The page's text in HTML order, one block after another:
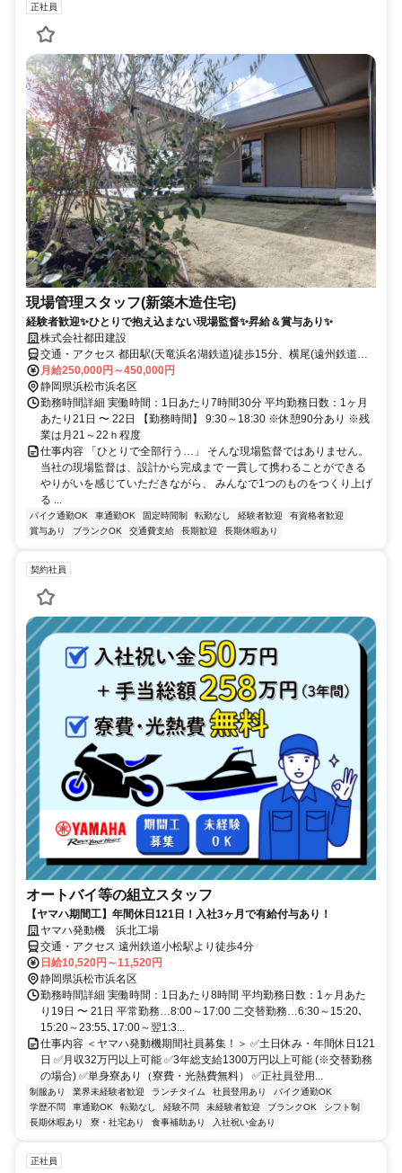
正社員
現場管理スタッフ(新築木造住宅)
経験者歓迎✨ひとりで抱え込まない現場監督✨昇給＆賞与あり✨
株式会社都田建設
交通・アクセス 都田駅(天竜浜名湖鉄道)徒歩15分、横尾(遠州鉄道バ
ス)徒歩5分
月給250,000円～450,000円
静岡県浜松市浜名区
勤務時間詳細 実働時間：1日あたり7時間30分 平均勤務日数：1ヶ月
あたり21日 〜 22日 【勤務時間】 9:30～18:30 ※休憩90分あり ※残
業は月21～22ｈ程度
仕事内容 「ひとりで全部行う…」 そんな現場監督ではありません。
当社の現場監督は、設計から完成まで 一貫して携わることができる
やりがいを感じていただきながら、 みんなで1つのものをつくり上げ
る ...
バイク通勤OK 車通勤OK 固定時間制 転勤なし 経験者歓迎
有資格者歓迎
賞与あり
ブランクOK 交通費支給 長期歓迎 長期休暇あり
契約社員
オートバイ等の組立スタッフ
【ヤマハ期間工】年間休日121日！入社3ヶ月で有給付与あり！
ヤマハ発動機 浜北工場
交通・アクセス 遠州鉄道小松駅より徒歩4分
日給10,520円～11,520円
静岡県浜松市浜名区
勤務時間詳細 実働時間：1日あたり8時間 平均勤務日数：1ヶ月あた
り19日 〜 21日 平常勤務…8:00～17:00 二交替勤務…6:30～15:20､
15:20～23:55､17:00～翌1:3...
仕事内容 ＜ヤマハ発動機期間社員募集！＞ ✅土日休み・年間休日121
日 ✅月収32万円以上可能 ✅3年総支給1300万円以上可能 (※交替勤務
の場合) ✅単身寮あり（寮費・光熱費無料） ✅正社員登用...
制服あり 業界未経験者歓迎 ランチタイム 社員登用あり
バイク通勤OK
学歴不問
車通勤OK 転勤なし 経験不問 未経験者歓迎 ブランクOK
シフト制
長期休暇あり
寮・社宅あり 食事補助あり 入社祝い金あり
正社員